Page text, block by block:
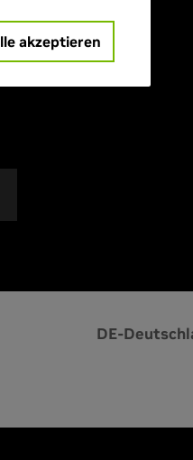
2670 MHz
DE-
akzeptieren